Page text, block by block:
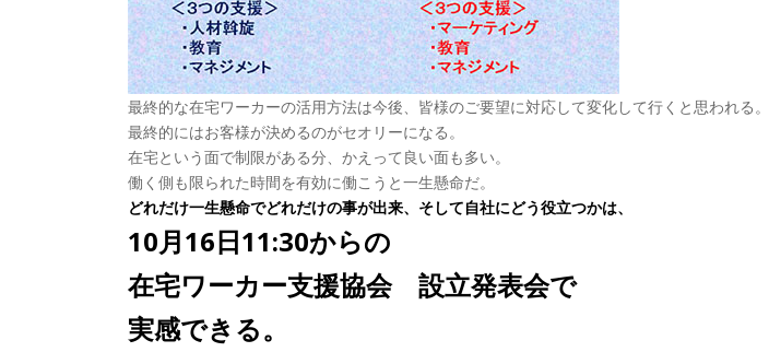
最終的な在宅ワーカーの活用方法は今後、皆様のご要望に対応して変化して行くと思われる。
最終的にはお客様が決めるのがセオリーになる。
在宅という面で制限がある分、かえって良い面も多い。
働く側も限られた時間を有効に働こうと一生懸命だ。
どれだけ一生懸命でどれだけの事が出来、そして自社にどう役立つかは、
10月16日11:30からの
在宅ワーカー支援協会 設立発表会で
実感できる。